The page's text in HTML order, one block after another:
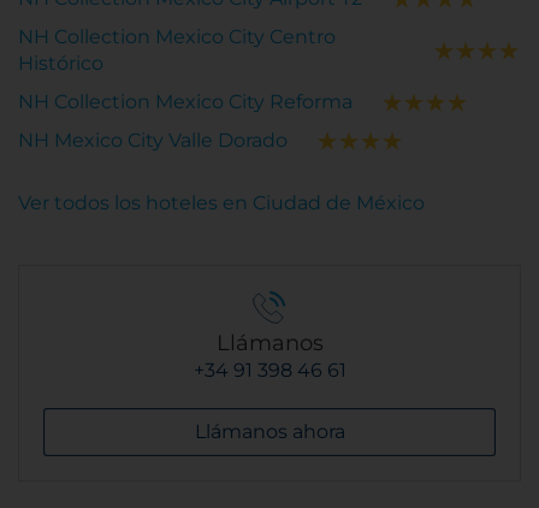
NH Collection Mexico City Centro
Histórico
NH Collection Mexico City Reforma
NH Mexico City Valle Dorado
Ver todos los hoteles en Ciudad de México
Llámanos
+34 91 398 46 61
Llámanos ahora